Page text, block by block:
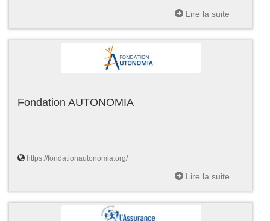
Lire la suite
Fondation AUTONOMIA
https://fondationautonomia.org/
Lire la suite